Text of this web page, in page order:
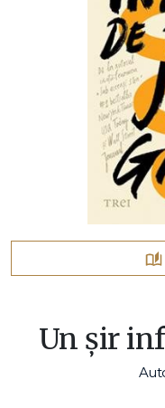
Un șir